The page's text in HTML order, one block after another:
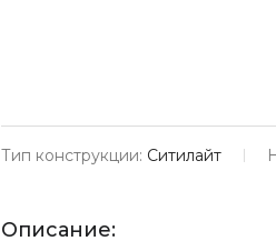
Тип конструкции: Ситилайт
Описание: